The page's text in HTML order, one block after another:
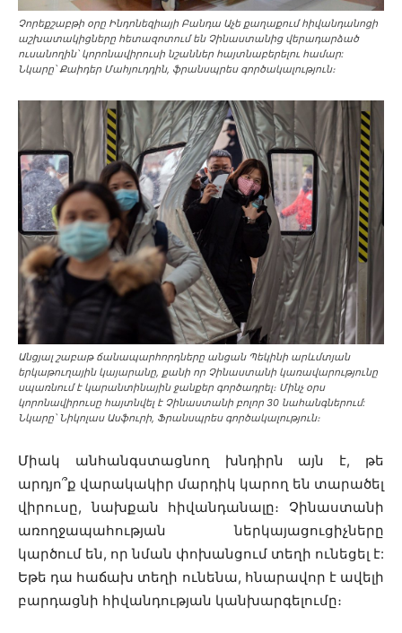
Չորեքշաբթի օրը Ինդոնեզիայի Բանդա Աչե քաղաքում հիվանդանոցի
աշխատակիցները հետազոտում են Չինաստանից վերադարձած
ուսանողին՝ կորոնավիրուսի նշաններ հայտնաբերելու համար:
Նկարը՝ Քաիդեր Մահյուդդին, ֆրանսպրես գործակալություն։
Անցյալ շաբաթ ճանապարհորդները անցան Պեկինի արևմտյան
երկաթուղային կայարանը, քանի որ Չինաստանի կառավարությունը
սպառնում է կարանտինային ջանքեր գործադրել։ Մինչ օրս
կորոնավիրուսը հայտնվել է Չինաստանի բոլոր 30 նահանգներում:
Նկարը՝ Նիկոլաս Ասֆուրի, Ֆրանսպրես գործակալություն։
Միակ անհանգստացնող խնդիրն այն է, թե
արդյո՞ք վարակակիր մարդիկ կարող են տարածել
վիրուսը, նախքան հիվանդանալը։ Չինաստանի
առողջապահության ներկայացուցիչները
կարծում են, որ նման փոխանցում տեղի ունեցել է:
Եթե դա հաճախ տեղի ունենա, հնարավոր է ավելի
բարդացնի հիվանդության կանխարգելումը։